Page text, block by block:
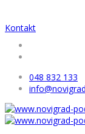
Kontakt
048 832 133